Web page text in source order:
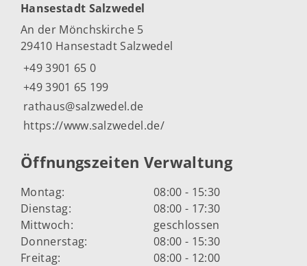
Hansestadt Salzwedel
An der Mönchskirche 5
29410 Hansestadt Salzwedel
+49 3901 65 0
+49 3901 65 199
rathaus@salzwedel.de
https://www.salzwedel.de/
Öffnungszeiten Verwaltung
Montag:
08:00 - 15:30
Dienstag:
08:00 - 17:30
Mittwoch:
geschlossen
Donnerstag:
08:00 - 15:30
Freitag:
08:00 - 12:00